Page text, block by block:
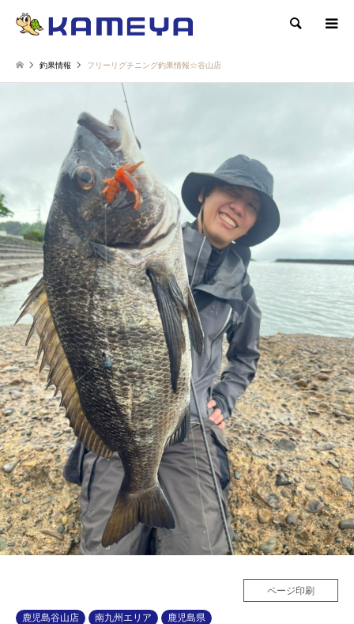
検索
釣果情報 フリーリグチニング釣果情報☆谷山店
ページ印刷
鹿児島谷山店 南九州エリア 鹿児島県